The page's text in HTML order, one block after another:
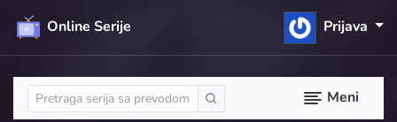
Online Serije Prijava
Meni